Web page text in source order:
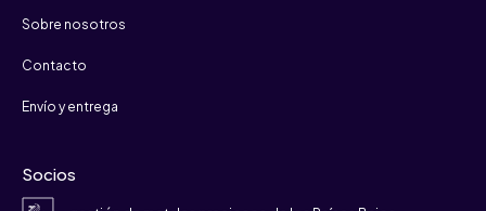
Sobre nosotros
Contacto
Envío y entrega
Socios